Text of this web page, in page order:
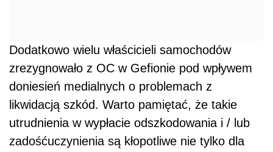
Dodatkowo wielu właścicieli samochodów
zrezygnowało z OC w Gefionie pod wpływem
doniesień medialnych o problemach z
likwidacją szkód. Warto pamiętać, że takie
utrudnienia w wypłacie odszkodowania i / lub
zadośćuczynienia są kłopotliwe nie tylko dla